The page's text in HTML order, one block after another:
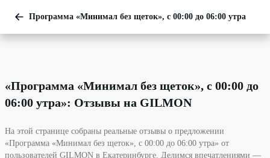
Программа «Минимал без щеток», с 00:00 до 06:00 утра
«Программа «Минимал без щеток», с 00:00 до
06:00 утра»: Отзывы на GILMON
На этой странице собраны реальные отзывы о предложении
«Программа «Минимал без щеток», с 00:00 до 06:00 утра» от
пользователей GILMON в Екатеринбурге. Делимся впечатлениями —